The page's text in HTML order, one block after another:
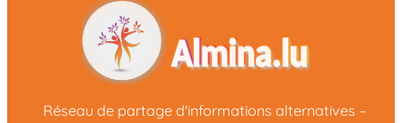
Réseau de partage d'informations alternatives –